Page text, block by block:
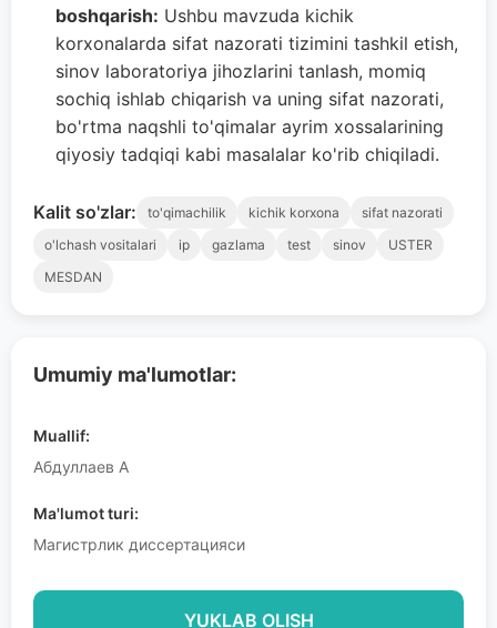
Umumiy ma'lumotlar:
Muallif:
Абдуллаев А
Ma'lumot turi:
Магистрлик диссертацияси
YUKLAB OLISH
boshqarish: Ushbu mavzuda kichik
korxonalarda sifat nazorati tizimini tashkil etish,
sinov laboratoriya jihozlarini tanlash, momiq
sochiq ishlab chiqarish va uning sifat nazorati,
bo'rtma naqshli to'qimalar ayrim xossalarining
qiyosiy tadqiqi kabi masalalar ko'rib chiqiladi.
Kalit so'zlar: to'qimachilik kichik korxona
sifat nazorati
o'lchash vositalari
ip gazlama test sinov
USTER
MESDAN